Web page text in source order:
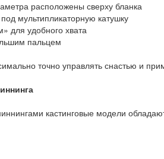
расположены сверху бланка
мультипликаторную катушку
для удобного хвата
пальцем
точно управлять снастью и
кастинговые модели